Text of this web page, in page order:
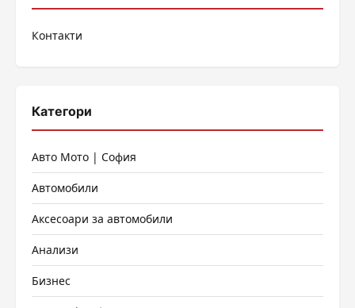
Контакти
Категори
Авто Мото | София
Автомобили
Аксесоари за автомобили
Анализи
Бизнес